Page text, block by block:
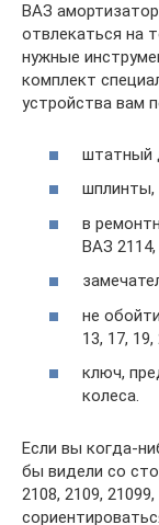
ВАЗ
отвлекаться на
нужные
комплект
устройства вам
штатный
шплинты,
в
ВАЗ
не
13, 17, 19,
ключ,
колеса.
Если вы когда-
бы видели со
2108, 2109,